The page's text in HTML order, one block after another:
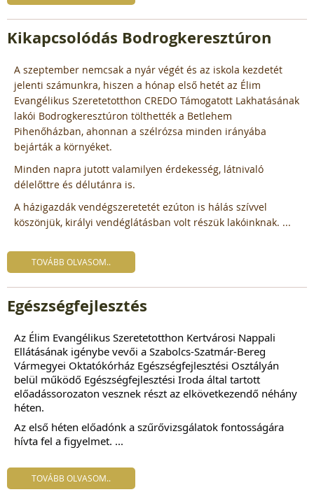
Kikapcsolódás Bodrogkeresztúron
A szeptember nemcsak a nyár végét és az iskola kezdetét
jelenti számunkra, hiszen a hónap első hetét az Élim
Evangélikus Szeretetotthon CREDO Támogatott Lakhatásának
lakói Bodrogkeresztúron tölthették a Betlehem
Pihenőházban, ahonnan a szélrózsa minden irányába
bejárták a környéket.
Minden napra jutott valamilyen érdekesség, látnivaló
délelőttre és délutánra is.
A házigazdák vendégszeretetét ezúton is hálás szívvel
köszönjük, királyi vendéglátásban volt részük lakóinknak. ...
TOVÁBB OLVASOM..
Egészségfejlesztés
Az Élim Evangélikus Szeretetotthon Kertvárosi Nappali
Ellátásának igénybe vevői a Szabolcs-Szatmár-Bereg
Vármegyei Oktatókórház Egészségfejlesztési Osztályán
belül működő Egészségfejlesztési Iroda által tartott
előadássorozaton vesznek részt az elkövetkezendő néhány
héten.
Az első héten előadónk a szűrővizsgálatok fontosságára
hívta fel a figyelmet. ...
TOVÁBB OLVASOM..